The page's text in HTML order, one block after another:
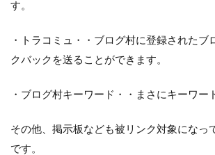
す。
・トラコミュ・・ブログ村に登録されたブ
クバックを送ることができます。
・ブログ村キーワード・・まさにキーワー
その他、掲示板なども被リンク対象になっ
です。